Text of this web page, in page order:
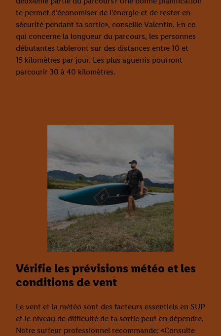
te permet d’économiser de l’énergie et de rester en
sécurité pendant ta sortie», conseille Valentin. En ce
qui concerne la longueur du parcours, les personnes
débutantes tableront sur des distances entre 10 et
15 kilomètres par jour. Les plus aguerris pourront
parcourir 30 à 40 kilomètres.
Vérifie les prévisions météo et les
conditions de vent
Le vent et la météo sont des facteurs essentiels en SUP
et le niveau de difficulté de ta sortie peut en dépendre.
Notre surfeur professionnel recommande: «Consulte